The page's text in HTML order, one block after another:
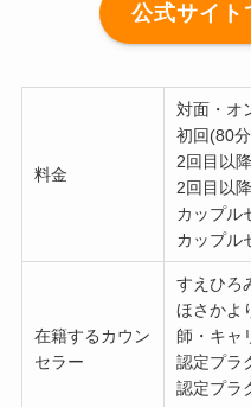
公式サイト
料金
対面・オ
初回(80
2回目以
​2回目以
カップル
カップル
在籍するカウン
セラー
すえひろ
ほさかよ
師・キャ
認定プラ
認定プラ